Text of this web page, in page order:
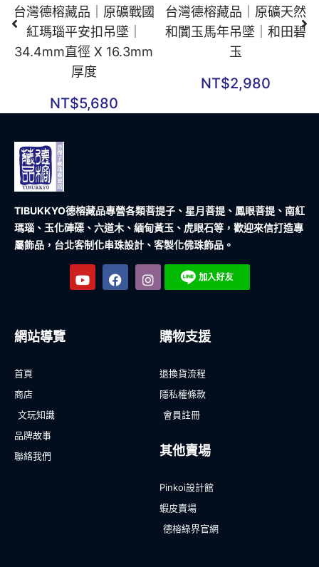
台灣德榕藏品｜原礦戰國
紅瑪瑙平安扣吊墜｜
34.4mm直徑 X 16.3mm
厚度
NT$5,680
台灣德榕藏品｜原礦天然
和闐玉馬年吊墜｜和田碧
玉
NT$2,980
TIBUKKYO德榕藏品專營各類菩提子、星月菩提、鳳眼菩提、南紅
瑪瑙、玉化硨磲、六道木、緬甸黃玉、虎眼石等，歡迎來信打造專
屬飾品，台北客制化串珠設計、客製化佛珠飾品。
網站導覽
首頁
商店
文玩知識
品牌故事
聯絡我們
購物支援
退換貨流程
隱私權條款
會員註冊
其他賣場
Pinkoi設計館
蝦皮賣場
德榕綠界官網